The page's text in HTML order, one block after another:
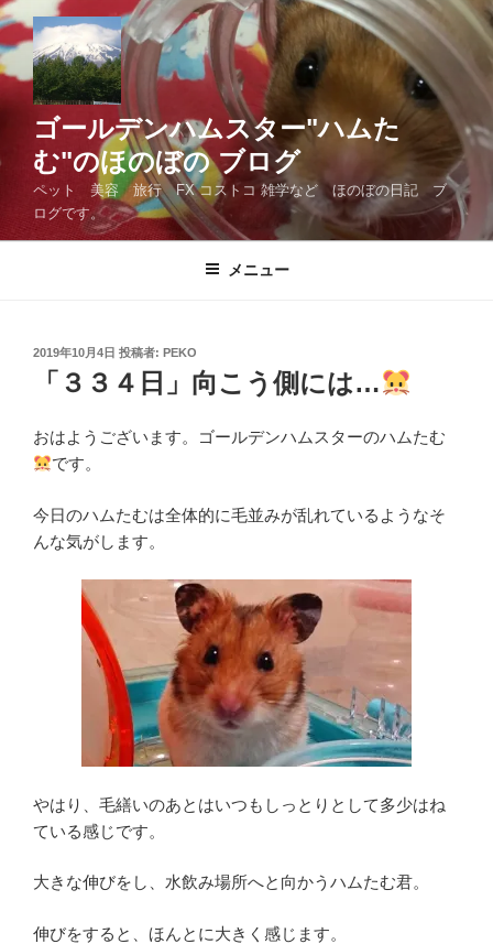
コ
テ
ン
ス
ゴールデンハムスター"ハムた
む"のほのぼの ブログ
ペット 美容 旅行 FX コストコ 雑学など ほのぼの日記 ブ
ログです。
メニュー
投
2019年10月4日 投稿者: PEKO
「３３４日」向こう側には…
おはようございます。ゴールデンハムスターのハムたむ
です。
今日のハムたむは全体的に毛並みが乱れているようなそ
んな気がします。
やはり、毛繕いのあとはいつもしっとりとして多少はね
ている感じです。
大きな伸びをし、水飲み場所へと向かうハムたむ君。
伸びをすると、ほんとに大きく感じます。